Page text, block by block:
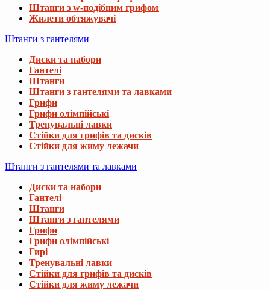
Штанги з w-подібним грифом
Жилети обтяжувачі
Штанги з гантелями
Диски та набори
Гантелі
Штанги
Штанги з гантелями та лавками
Грифи
Грифи олімпійські
Тренувальні лавки
Стійки для грифів та дисків
Стійки для жиму лежачи
Штанги з гантелями та лавками
Диски та набори
Гантелі
Штанги
Штанги з гантелями
Грифи
Грифи олімпійські
Гирі
Тренувальні лавки
Стійки для грифів та дисків
Стійки для жиму лежачи